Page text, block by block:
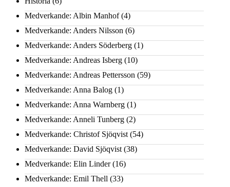
Medverkande: Albin Manhof(4)
Medverkande: Anders Nilsson (6)
Medverkande: Anders Söderberg (1)
Medverkande: Andreas Isberg (10)
Medverkande: Andreas Pettersson (59)
Medverkande: Anna Balog (1)
Medverkande: Anna Warnberg (1)
Medverkande: Anneli Tunberg (2)
Medverkande: Christof Sjöqvist (54)
Medverkande: David Sjöqvist (38)
Medverkande: Elin Linder(16)
Medverkande: Emil Thell (33)